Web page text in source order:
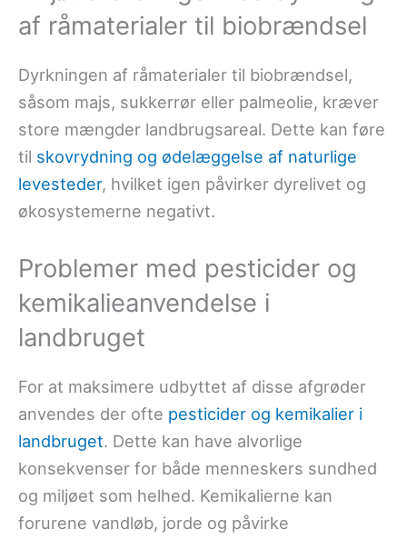
af råmaterialer til biobrændsel
Dyrkningen af råmaterialer til biobrændsel,
såsom majs, sukkerrør eller palmeolie, kræver
store mængder landbrugsareal. Dette kan føre
til skovrydning og ødelæggelse af naturlige
levesteder, hvilket igen påvirker dyrelivet og
økosystemerne negativt.
Problemer med pesticider og
kemikalieanvendelse i
landbruget
For at maksimere udbyttet af disse afgrøder
anvendes der ofte pesticider og kemikalier i
landbruget. Dette kan have alvorlige
konsekvenser for både menneskers sundhed
og miljøet som helhed. Kemikalierne kan
forurene vandløb, jorde og påvirke